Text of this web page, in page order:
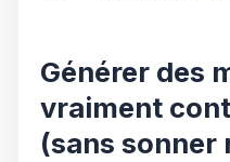
Générer des
vraiment
(sans sonner